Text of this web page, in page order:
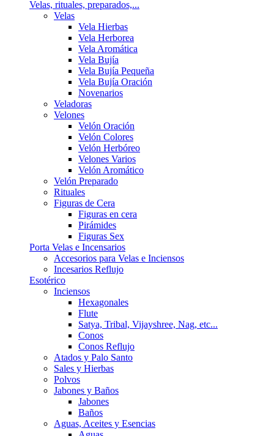
Velas, rituales, preparados,...
Velas
Vela Hierbas
Vela Herborea
Vela Aromática
Vela Bujía
Vela Bujía Pequeña
Vela Bujía Oración
Novenarios
Veladoras
Velones
Velón Oración
Velón Colores
Velón Herbóreo
Velones Varios
Velón Aromático
Velón Preparado
Rituales
Figuras de Cera
Figuras en cera
Pirámides
Figuras Sex
Porta Velas e Incensarios
Accesorios para Velas e Inciensos
Incesarios Reflujo
Esotérico
Inciensos
Hexagonales
Flute
Satya, Tribal, Vijayshree, Nag, etc...
Conos
Conos Reflujo
Atados y Palo Santo
Sales y Hierbas
Polvos
Jabones y Baños
Jabones
Baños
Aguas, Aceites y Esencias